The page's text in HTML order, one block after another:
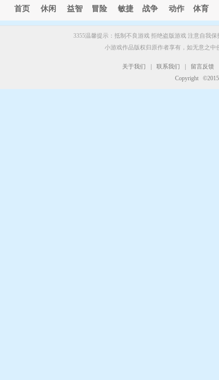
首页 休闲 益智 冒险 敏捷 战争 动作 体育
3355温馨提示：抵制不良游戏 拒绝盗版游戏 注意自我
小游戏作品版权归原作者享有，如无意之
关于我们 联系我们
留言反馈
Copyright ©2015